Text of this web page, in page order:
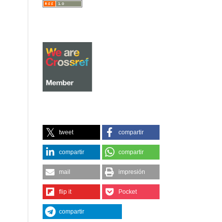
tweet compartir
compartir compartir
mail impresión
flip it Pocket
compartir